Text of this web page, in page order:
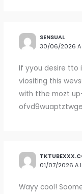
SENSUAL
30/06/2026 A
If yyou desire tto
viositing this
with tthe mozt
01/07/2026 A
Wayy cool!